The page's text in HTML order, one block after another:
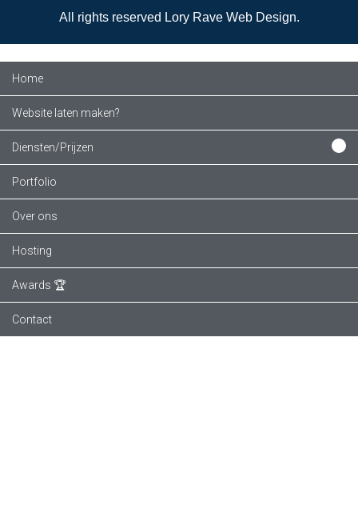
All rights reserved Lory Rave Web Design.
Home
Website laten maken?
Diensten/Prijzen
Portfolio
Over ons
Hosting
Awards 🏆
Contact